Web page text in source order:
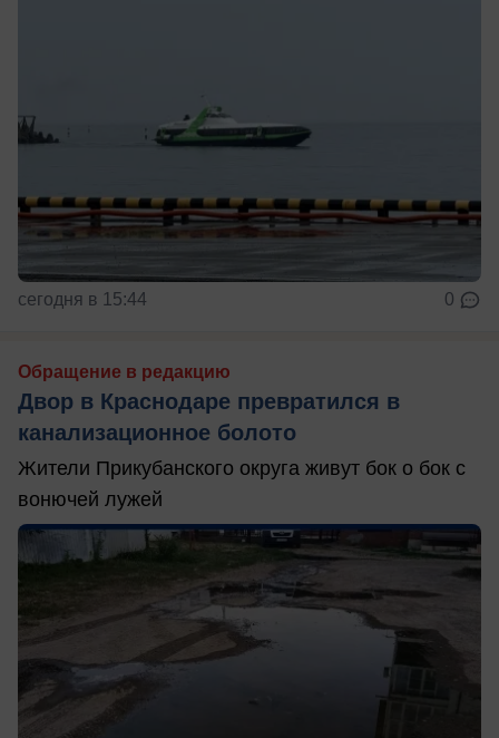
сегодня в 15:44 0
Обращение в редакцию
Двор в Краснодаре превратился в
канализационное болото
Жители Прикубанского округа живут бок о бок с
вонючей лужей